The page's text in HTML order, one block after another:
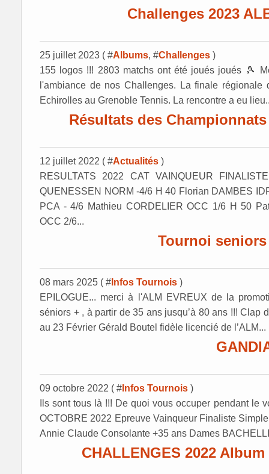
Challenges 2023
25 juillet 2023 ( #Albums, #Challenges )
155 logos !!! 2803 matchs ont été joués joués 🎾
l'ambiance de nos Challenges. La finale
Echirolles au Grenoble Tennis. La rencontre a eu
Résultats des
12 juillet 2022 ( #Actualités )
RESULTATS 2022 CAT VAINQUEUR
QUENESSEN NORM -4/6 H 40 Florian DAMBES
PCA - 4/6 Mathieu CORDELIER OCC 1/6 H 50
OCC 2/6...
Tournoi
08 mars 2025 ( # Infos Tournois )
EPILOGUE... merci à l'ALM EVREUX de la
séniors + , à partir de 35 ans jusqu’à 80 ans !!! Clap
au 23 Février Gérald Boutel fidèle licencié de l’ALM...
09 octobre 2022 ( # Infos Tournois )
Ils sont tous là !!! De quoi vous occuper pendant le
OCTOBRE 2022 Epreuve Vainqueur Finaliste
Annie Claude Consolante +35 ans Dames
CHALLENGES 2022